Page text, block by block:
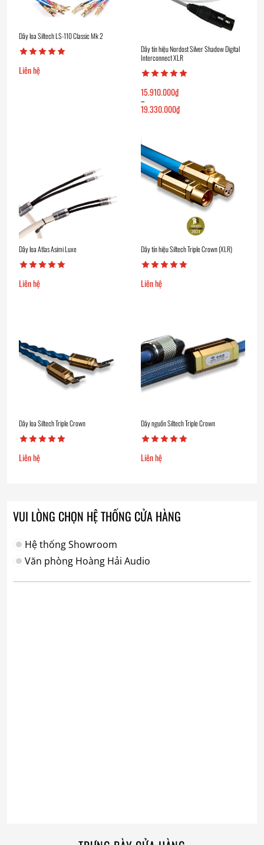
Dây loa Siltech LS-110 Classic Mk 2
Liên hệ
Dây tín hiệu Nordost Silver Shadow Digital
Interconnect XLR
15.910.000₫
–
19.330.000₫
đến
19.330.000₫
Dây loa Atlas Asimi Luxe
Liên hệ
Dây tín hiệu Siltech Triple Crown (XLR)
Liên hệ
Dây loa Siltech Triple Crown
Liên hệ
Dây nguồn Siltech Triple Crown
Liên hệ
VUI LÒNG CHỌN HỆ THỐNG CỬA HÀNG
Hệ thống Showroom
Văn phòng Hoàng Hải Audio